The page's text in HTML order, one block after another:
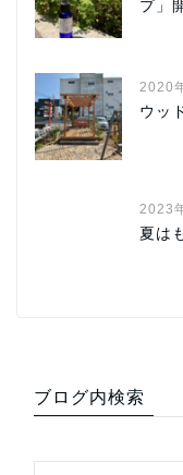
プ」
2020
ウッ
2023
夏は
ブログ内検索